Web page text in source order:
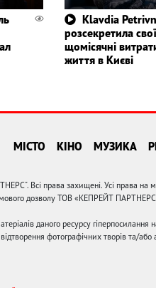
Klavdia
розсекретила свої
щомісячні
життя в Києві
МІСТО КІНО МУЗИКА
Всі права захищені. Усі права на
дозволу ТОВ «КЕПРЕЙТ
даного ресурсу гіперпосилання
фотографічних творів та/